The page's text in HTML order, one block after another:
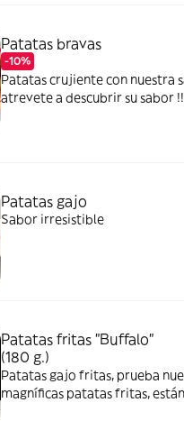
Patatas bravas
-10%
Patatas crujiente con nuestra
atrevete a descubrir su sabor !!
Patatas gajo
Sabor irresistible
Patatas fritas "Buffalo"
(180 g.)
Patatas gajo fritas, prueba
magníficas patatas fritas,